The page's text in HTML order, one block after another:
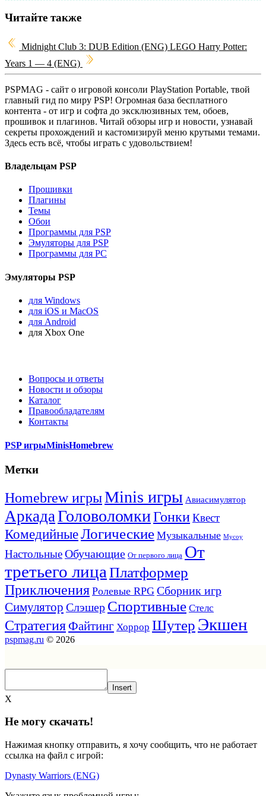
Читайте также
Midnight Club 3: DUB Edition (ENG) LEGO Harry Potter:
Years 1 — 4 (ENG)
PSPMAG - cайт о игровой консоли PlayStation Portable, твой
главный гид по миру PSP! Огромная база бесплатного
контента - от игр и софта до эксклюзивных тем, обоев,
прошивок и плагинов. Читай обзоры игр и новости, узнавай
секреты прохождений и кастомизируй меню крутыми темами.
Здесь есть всё, чтобы играть с удовольствием!
Владельцам PSP
Прошивки
Плагины
Темы
Обои
Программы для PSP
Эмуляторы для PSP
Программы для PC
Эмуляторы PSP
для Windows
для iOS и MacOS
для Android
для Xbox One
Вопросы и ответы
Новости и обзоры
Каталог
Правообладателям
Контакты
PSP игрыMinisHomebrew
Метки
Homebrew игрыMinis игры Авиасимулятор
Аркада ГоловоломкиГонкиКвест
КомедийныеЛогические Музыкальные Мусоу
НастольныеОбучающие От первого лица От
третьего лица Платформер
Приключения Ролевые RPG Сборник игр
Симулятор Слэшер Спортивные Стелс
СтратегияФайтинг Хоррор Шутер Экшен
pspmag.ru © 2026
Insert
X
Не могу скачать!
Нажимая кнопку отправить, я хочу сообщить, что не работает
ссылка на файл с игрой:
Dynasty Warriors (ENG)